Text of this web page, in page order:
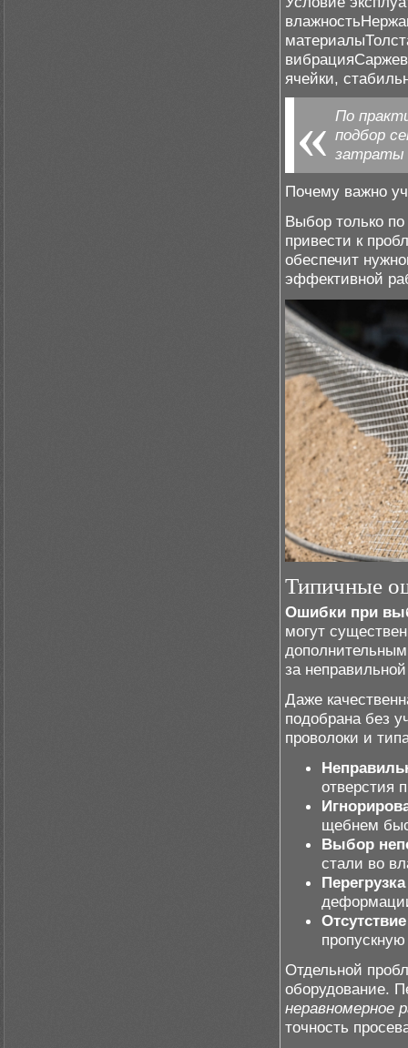
ячейки,
По
подбор
затраты
Почему важно
Выбор только
привести к
обеспечит
эффективной
Типичные
Ошибки при
могут
за
Даже
подобрана без
проволоки и
отверстия
щебнем
Выбор
стали во
Отдельной
оборудование.
неравномерное
точность